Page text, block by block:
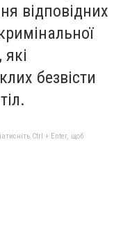
відповідних
безвісти
Ctrl + Enter, щоб